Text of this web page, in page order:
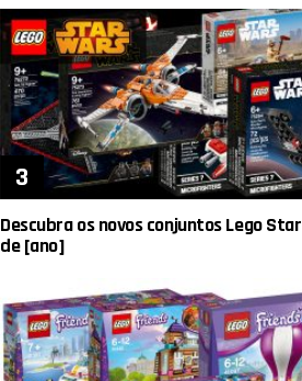
Descubra os novos conjuntos Lego
de [ano]